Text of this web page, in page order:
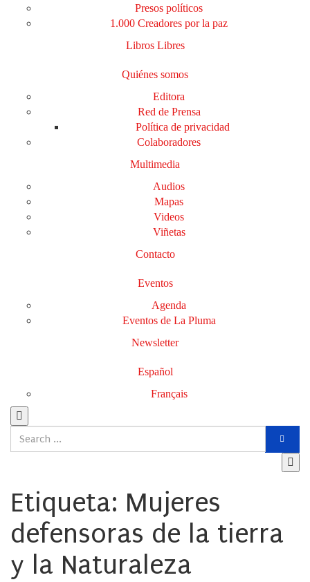
Presos políticos
1.000 Creadores por la paz
Libros Libres
Quiénes somos
Editora
Red de Prensa
Política de privacidad
Colaboradores
Multimedia
Audios
Mapas
Videos
Viñetas
Contacto
Eventos
Agenda
Eventos de La Pluma
Newsletter
Español
Français
Etiqueta: Mujeres
defensoras de la tierra
y la Naturaleza